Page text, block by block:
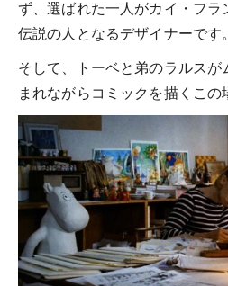
ず、選ばれた一人がカイ・フ
伝説の人となるデザイナーです。
そして、トーベと弟のラルスが
まれながらコミックを描くこの